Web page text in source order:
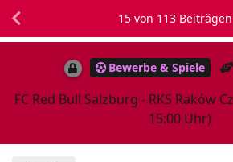
Bewerbe & Spiele
FC Red Bull Salzburg - RKS Raków
15:00 Uhr)
15von 113Beiträgen